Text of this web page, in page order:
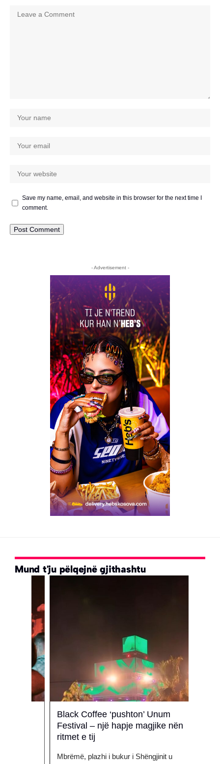
Save my name, email, and website in this browser for the next time I
comment.
- Advertisement -
Mund t'ju pëlqejnë gjithashtu
Black Coffee ‘pushton’ Unum
Festival – një hapje magjike nën
ritmet e tij
Mbrëmë, plazhi i bukur i Shëngjinit u